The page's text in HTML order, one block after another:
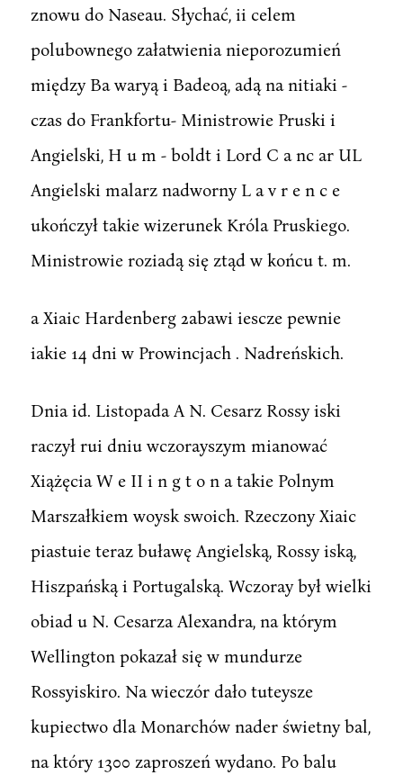
znowu do Naseau. Słychać, ii celem
polubownego załatwienia nieporozumień
między Ba waryą i Badeoą, adą na nitiaki -
czas do Frankfortu- Ministrowie Pruski i
Angielski, H u m - boldt i Lord C a nc ar UL
Angielski malarz nadworny L a v r e n c e
ukończył takie wizerunek Króla Pruskiego.
Ministrowie roziadą się ztąd w końcu t. m.
a Xiaic Hardenberg 2abawi iescze pewnie
iakie 14 dni w Prowincjach . Nadreńskich.
Dnia id. Listopada A N. Cesarz Rossy iski
raczył rui dniu wczorayszym mianować
Xiążęcia W e II i n g t o n a takie Polnym
Marszałkiem woysk swoich. Rzeczony Xiaic
piastuie teraz buławę Angielską, Rossy iską,
Hiszpańską i Portugalską. Wczoray był wielki
obiad u N. Cesarza Alexandra, na którym
Wellington pokazał się w mundurze
Rossyiskiro. Na wieczór dało tuteysze
kupiectwo dla Monarchów nader świetny bal,
na który 1300 zaproszeń wydano. Po balu